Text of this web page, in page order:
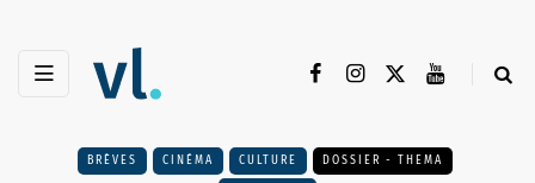
BRÈVES CINÉMA CULTURE DOSSIER - THEMA